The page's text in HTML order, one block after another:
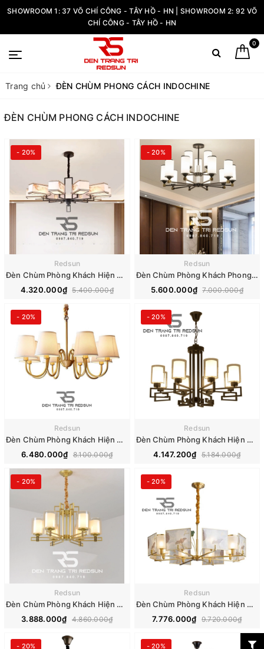
SHOWROOM 1: 37 VÕ CHÍ CÔNG - TÂY HỒ - HN | SHOWROOM 2: 92 VÕ
CHÍ CÔNG - TÂY HỒ - HN
0
Trang chủ ĐÈN CHÙM PHONG CÁCH INDOCHINE
ĐÈN CHÙM PHONG CÁCH INDOCHINE
- 20%
Redsun
Đèn Chùm Phòng Khách Hiện Đại Phong Cách Indochine IDC-004
4.320.000₫ 5.400.000₫
- 20%
Redsun
Đèn Chùm Phòng Khách Phong Cách Indochine IDC-013
5.600.000₫ 7.000.000₫
- 20%
Redsun
Đèn Chùm Phòng Khách Hiện Đại Phong Cách Indochine Khung Đồng DC-1027
6.480.000₫ 8.100.000₫
- 20%
Redsun
Đèn Chùm Phòng Khách Hiện Đại Phong Cách Indochine Choá Thuỷ Tinh IDC-001
4.147.200₫ 5.184.000₫
- 20%
Redsun
Đèn Chùm Phòng Khách Hiện Đại Phong Cách Indochine Choá Thuỷ Tinh IDC-002
3.888.000₫ 4.860.000₫
- 20%
Redsun
Đèn Chùm Phòng Khách Hiện Đại Phong Cách Indochine Choá Thuỷ Tinh IDC-003
7.776.000₫ 9.720.000₫
- 20% - 20%